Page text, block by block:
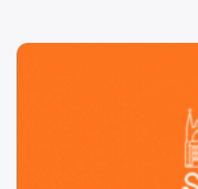
São Paulo, cidade